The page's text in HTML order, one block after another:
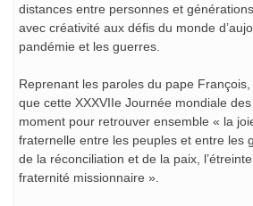
distances entre personnes et
avec créativité aux défis du monde
pandémie et les guerres.
Reprenant les paroles du pape
que cette XXXVIIe Journée mondiale
moment pour retrouver ensemble « la
fraternelle entre les peuples et entre les
de la réconciliation et de la paix,
fraternité missionnaire ».